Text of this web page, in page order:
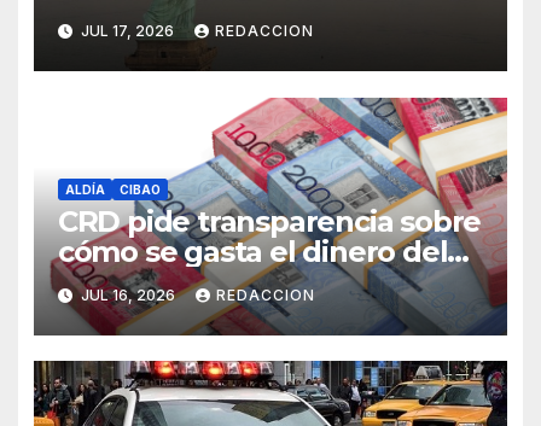
peligrosos en NYC
JUL 17, 2026 REDACCION
ALDÍA CIBAO
CRD pide transparencia sobre
cómo se gasta el dinero del
Seguro Familiar de Salud
JUL 16, 2026 REDACCION